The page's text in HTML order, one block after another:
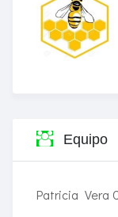
Equipo
Patricia Vera